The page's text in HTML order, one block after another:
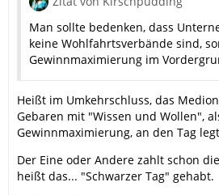
Man sollte bedenken, dass
keine Wohlfahrtsverbände sind,
Gewinnmaximierung im
Heißt im Umkehrschluss, das
Gebaren mit "Wissen und Wollen",
Gewinnmaximierung, an den Tag
Der Eine oder Andere zahlt schon
heißt das... "Schwarzer Tag" gehabt.